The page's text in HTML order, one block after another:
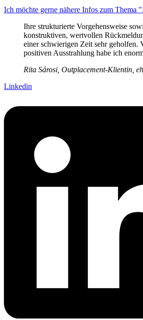
Ich möchte gerne nähere Infos zum Thema
Ihre strukturierte Vorgehensweise
konstruktiven, wertvollen
einer schwierigen Zeit sehr geholfen.
positiven Ausstrahlung habe ich
Rita Sárosi, Outplacement-Klientin,
Linkedin